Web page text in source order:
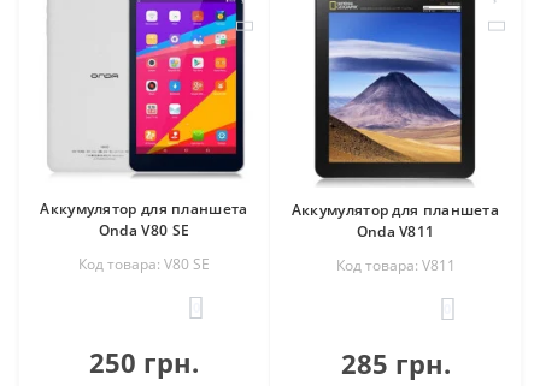
Аккумулятор для планшета
Onda V80 SE
Код товара: V80 SE
250 грн.
Аккумулятор для планшета
Onda V811
Код товара: V811
285 грн.